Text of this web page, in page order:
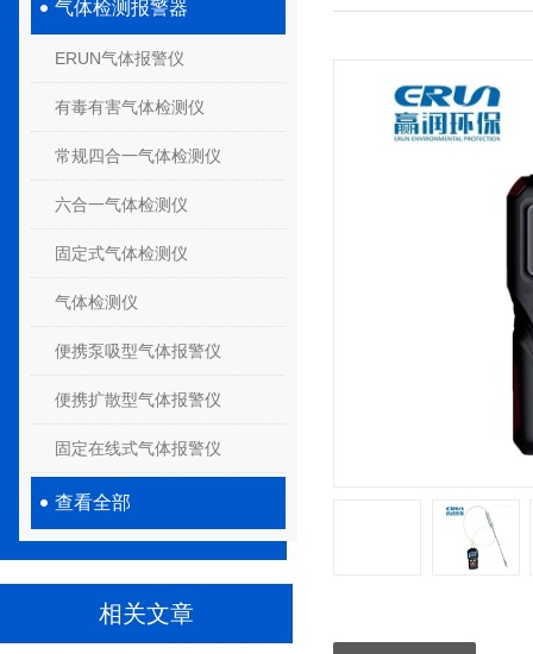
气体检测报警器
ERUN气体报警仪
有毒有害气体检测仪
常规四合一气体检测仪
六合一气体检测仪
固定式气体检测仪
气体检测仪
便携泵吸型气体报警仪
便携扩散型气体报警仪
固定在线式气体报警仪
查看全部
相关文章